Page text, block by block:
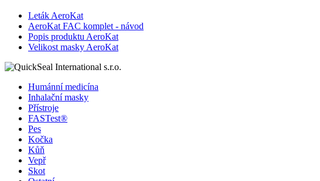
Leták AeroKat
AeroKat FAC komplet - návod
Popis produktu AeroKat
Velikost masky AeroKat
Humánní medicína
Inhalační masky
Přístroje
FASTest®
Pes
Kočka
Kůň
Vepř
Skot